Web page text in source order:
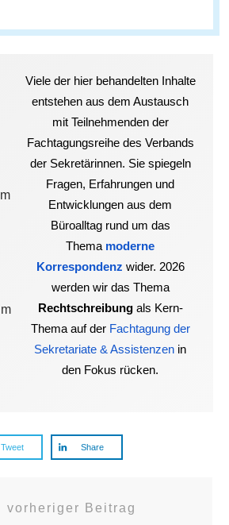
Viele der hier behandelten Inhalte
entstehen aus dem Austausch
mit Teilnehmenden der
Fachtagungsreihe des Verbands
der Sekretärinnen. Sie spiegeln
Fragen, Erfahrungen und
Entwicklungen aus dem
Büroalltag rund um das
Thema moderne
Korrespondenz wider. 2026
werden wir das Thema
Rechtschreibungals Kern-
Thema auf der Fachtagung der
Sekretariate & Assistenzen in
den Fokus rücken.
Tweet Share
vorheriger Beitrag